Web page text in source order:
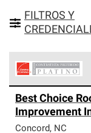
FILTROS Y
Corning
exclusiva y
profesionalismo,
Best Choice
Improvement
Concord, NC